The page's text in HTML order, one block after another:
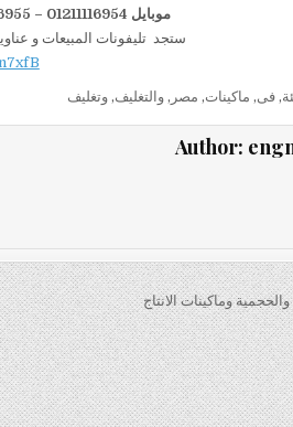
موبايل 01211116954 – 01211116955 – 01211116956–01211116958
ستجد تليفونات المبيعات و
,فى, ماكينات, مصر ,والتغليف,وتغليف
Author:
وماكينات الانتاج